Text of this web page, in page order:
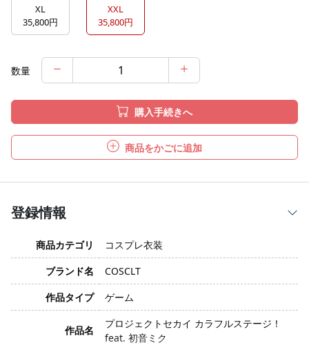
XL
35,800円
XXL
35,800円
数量
購入手続きへ
商品をかごに追加
登録情報
商品カテゴリ
コスプレ衣装
ブランド名
COSCLT
作品タイプ
ゲーム
作品名
プロジェクトセカイ カラフルステージ！
feat. 初音ミク